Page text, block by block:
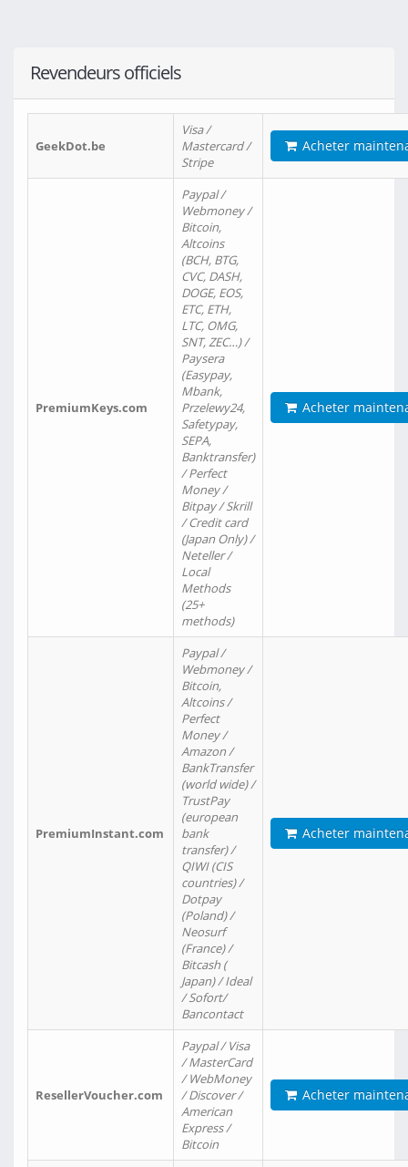
Revendeurs officiels
GeekDot.be
Visa /
Mastercard /
Stripe
Acheter
PremiumKeys.com
Paypal /
Webmoney /
Bitcoin,
Altcoins
(BCH, BTG,
CVC, DASH,
DOGE, EOS,
ETC, ETH,
LTC, OMG,
SNT, ZEC…) /
Paysera
(Easypay,
Mbank,
Przelewy24,
Safetypay,
SEPA,
Banktransfer)
/ Perfect
Money /
Bitpay / Skrill
/ Credit card
(Japan Only) /
Neteller /
Local
Methods
(25+
methods)
Acheter
PremiumInstant.com
Paypal /
Webmoney /
Bitcoin,
Altcoins /
Perfect
Money /
Amazon /
BankTransfer
(world wide) /
TrustPay
(european
bank
transfer) /
QIWI (CIS
countries) /
Dotpay
(Poland) /
Neosurf
(France) /
Bitcash (
Japan) / Ideal
/ Sofort/
Bancontact
Acheter
ResellerVoucher.com
Paypal / Visa
/ MasterCard
/ WebMoney
/ Discover /
American
Express /
Bitcoin
Acheter